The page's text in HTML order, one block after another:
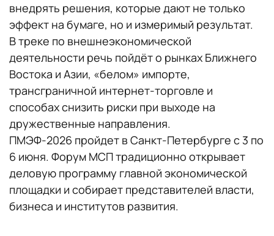
внедрять решения, которые дают не только
эффект на бумаге, но и измеримый результат.
В треке по внешнеэкономической
деятельности речь пойдёт о рынках Ближнего
Востока и Азии, «белом» импорте,
трансграничной интернет-торговле и
способах снизить риски при выходе на
дружественные направления.
ПМЭФ-2026 пройдет в Санкт-Петербурге с 3 по
6 июня. Форум МСП традиционно открывает
деловую программу главной экономической
площадки и собирает представителей власти,
бизнеса и институтов развития.